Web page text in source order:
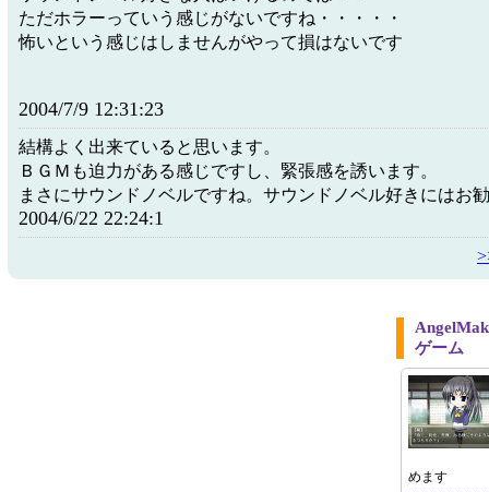
ただホラーっていう感じがないですね・・・・・
怖いという感じはしませんがやって損はないです
2004/7/9 12:31:23
結構よく出来ていると思います。
ＢＧＭも迫力がある感じですし、緊張感を誘います。
まさにサウンドノベルですね。サウンドノベル好きにはお
2004/6/22 22:24:1
ゲーム
めます